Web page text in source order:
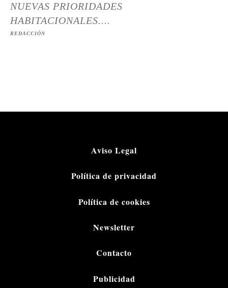
NUEVAS PRIORIDADES
HABITACIONALES....
REDACCIÓN
Aviso Legal
Política de privacidad
Política de cookies
Newsletter
Contacto
Publicidad